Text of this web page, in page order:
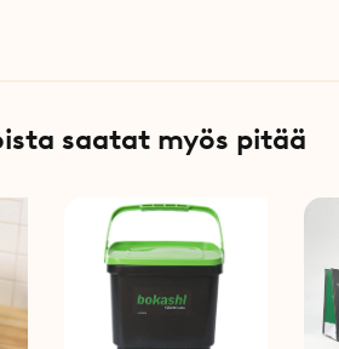
saatat myös pitää